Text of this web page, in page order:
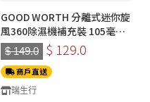
GOOD WORTH 分離式迷你旋
風360除濕機補充裝 105毫升
+/- 10% *需配合ACA350A 或
ACA335A主 機加熱還原後循
環使用 (需配合GW 還原座使
用)
$ 149.0 $ 129.0
商戶直送
瑞生行